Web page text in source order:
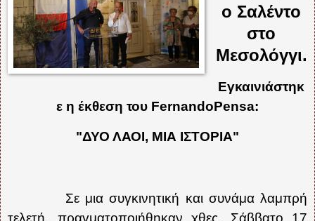
ο Σαλέντο
στο
Μεσολόγγι.
Εγκαινιάστηκ
ε η έκθεση του FernandoPensa:
"ΔΥΟ ΛΑΟΙ, ΜΙΑ ΙΣΤΟΡΙΑ"
Σε μια συγκινητική και συνάμα λαμπρή
τελετή, πραγματοποιήθηκαν χθες, Σάββατο 17